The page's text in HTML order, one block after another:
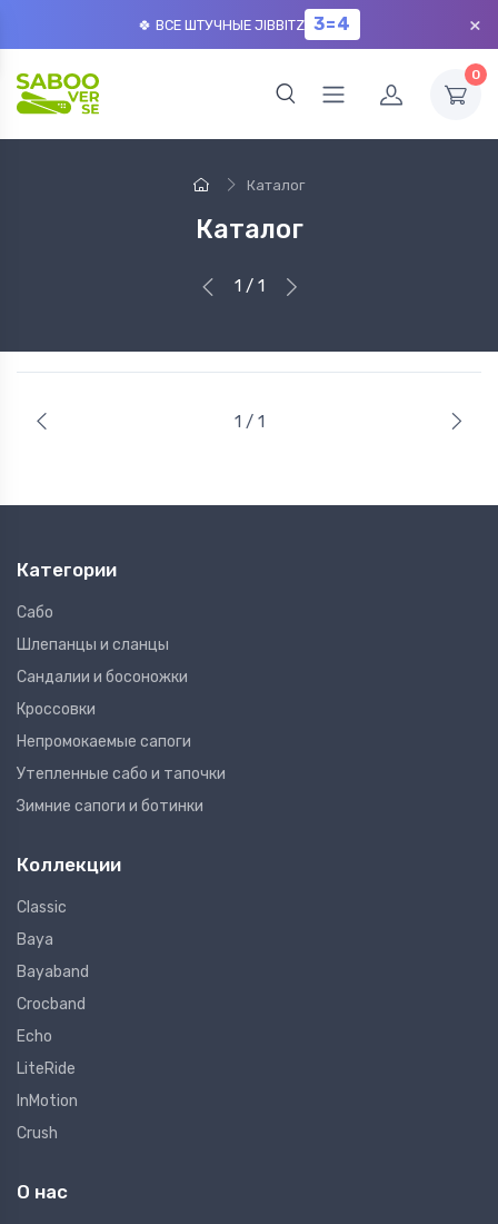
🍀 ВСЕ ШТУЧНЫЕ JIBBITZ 3=4 ×
0
Каталог
Каталог
1 / 1
1 / 1
Категории
Сабо
Шлепанцы и сланцы
Сандалии и босоножки
Кроссовки
Непромокаемые сапоги
Утепленные сабо и тапочки
Зимние сапоги и ботинки
Коллекции
Classic
Baya
Bayaband
Crocband
Echo
LiteRide
InMotion
Crush
О нас